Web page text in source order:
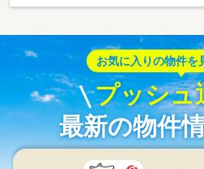
お気に入りの物件を
プッシュ
最新の物件